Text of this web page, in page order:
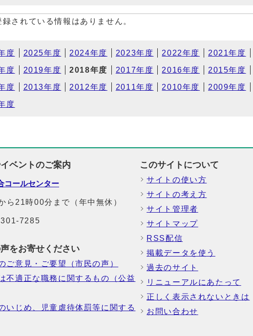
録されている情報はありません。
度 2025年度 2024年度 2023年度 2022年度 2021年度
度 2019年度 2018年度 2017年度 2016年度 2015年度
度 2013年度 2012年度 2011年度 2010年度 2009年度
度
ベントのご案内
コールセンター
ら21時00分まで（年中無休）
7285
をお寄せください
ご意見・ご要望（市民の声）
不適正な職務に関するもの（公益
いじめ、児童虐待体罰等に関する
このサイトについて
サイトの使い方
サイトの考え方
サイト管理者
サイトマップ
RSS配信
掲載データを使う
過去のサイト
リニューアルにあたって
正しく表示されないときは
お問い合わせ